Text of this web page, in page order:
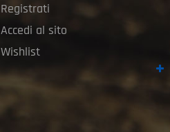
Registrati
Accedi al sito
Wishlist